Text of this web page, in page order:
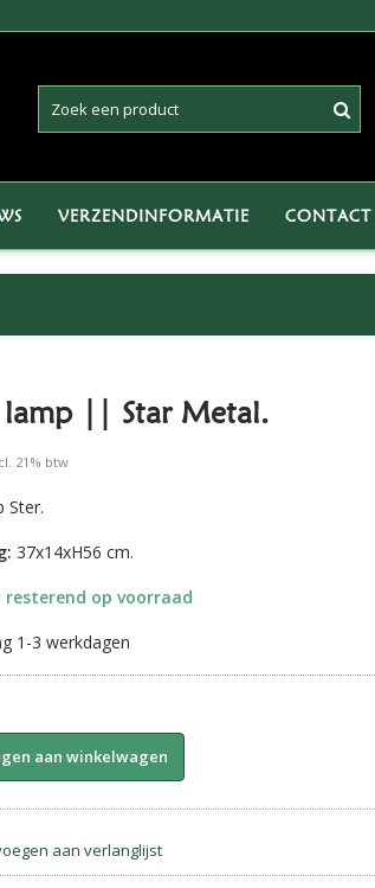
VERZENDINFORMATIE CONTACT
lamp || Star Metal.
21% btw
Ster.
37x14xH56 cm.
resterend op voorraad
1-3 werkdagen
aan winkelwagen
aan verlanglijst